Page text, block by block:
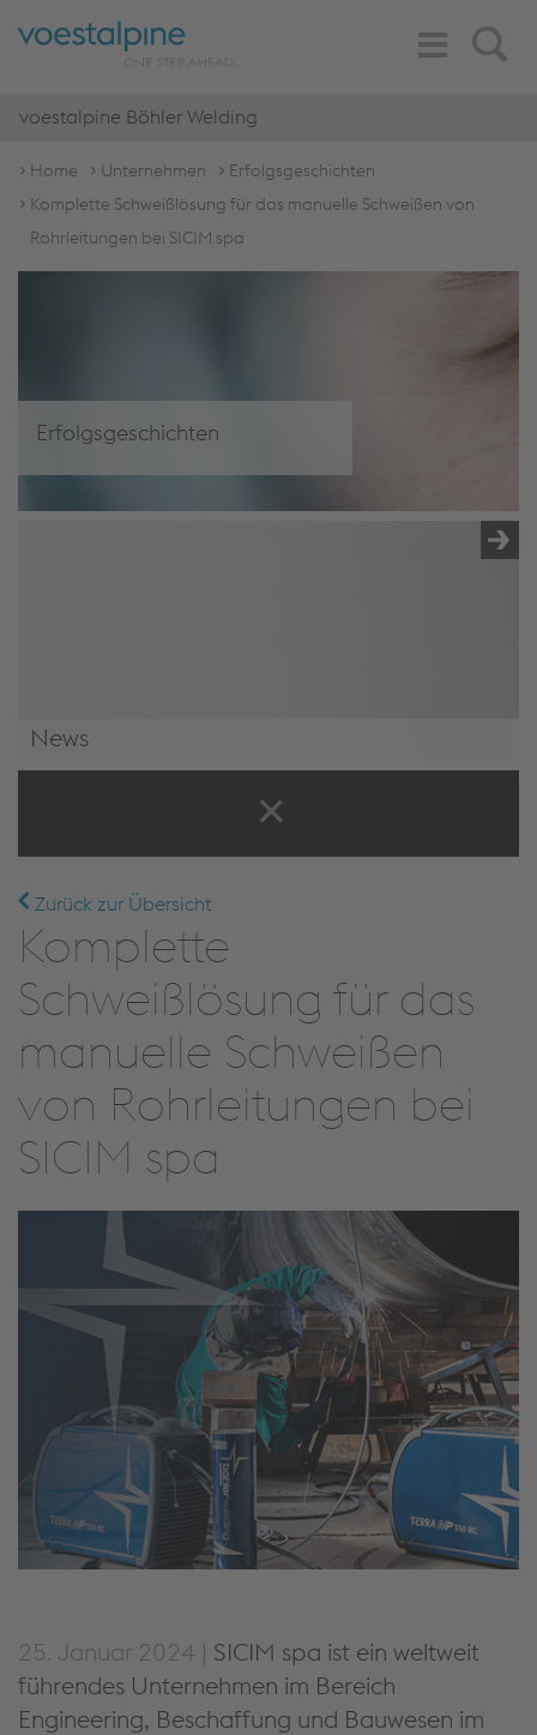
Search
Toggle
Navigation
voestalpine Böhler Welding
Home Unternehmen
Erfolgsgeschichten
Komplette Schweißlösung für das manuelle Schweißen von
Rohrleitungen bei SICIM spa
Erfolgsgeschichten
News
Zurück zur Übersicht
Komplette
Schweißlösung für das
manuelle Schweißen
von Rohrleitungen bei
SICIM spa
25. Januar 2024 | SICIM spa ist ein weltweit
führendes Unternehmen im Bereich
Engineering, Beschaffung und Bauwesen im